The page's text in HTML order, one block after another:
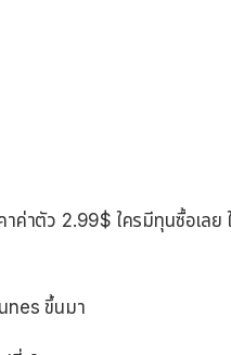
าตัว 2.99$ ใครมีทุนซื้อเลย ใ
ขึ้นมา